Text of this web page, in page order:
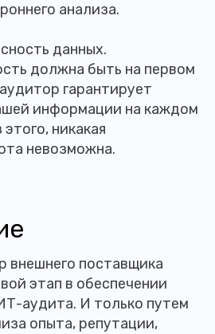
анализа.
данных.
должна быть на первом
гарантирует
информации на каждом
никакая
невозможна.
внешнего поставщика
этап в обеспечении
аудита. И только путем
опыта, репутации,